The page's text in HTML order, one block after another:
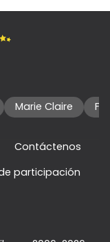
Marie Claire
Contáctenos
participación